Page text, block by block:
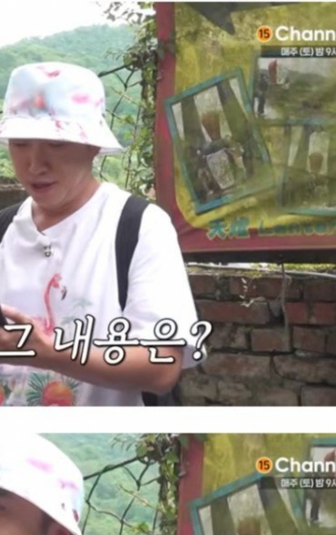
넷마블, 2분기 매출 7492억
원 기록
달리고 헌혈하고…'블루아
카' 이색 사회공헌